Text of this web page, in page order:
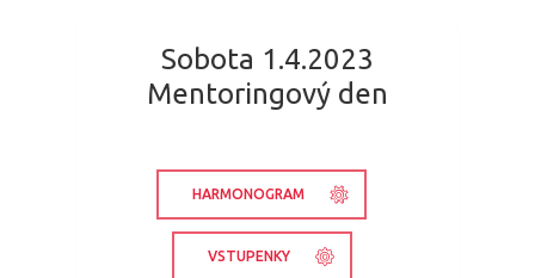
Sobota 1.4.2023
Mentoringový den
HARMONOGRAM
VSTUPENKY